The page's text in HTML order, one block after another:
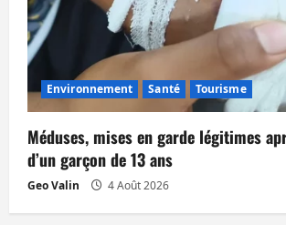
Environnement Santé Tourisme
Méduses, mises en garde légitimes
d’un garçon de 13 ans
Geo Valin 4 Août 2026